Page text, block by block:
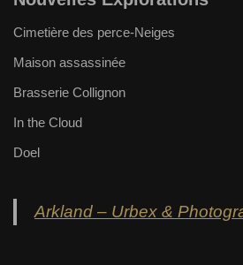
Cimetière des perce-Neiges
Maison assassinée
Brasserie Collignon
In the Cloud
Doel
Arkland – Urbex &